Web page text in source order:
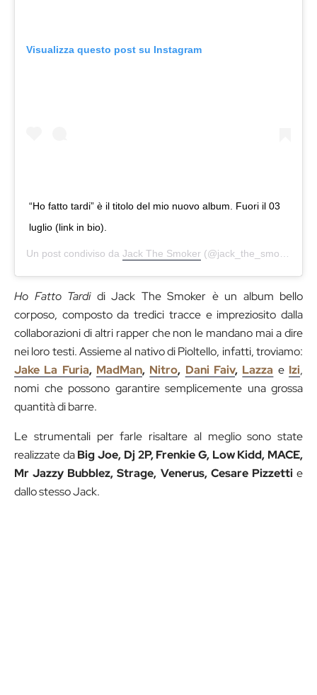
Visualizza questo post su Instagram
“Ho fatto tardi” è il titolo del mio nuovo album. Fuori il 03
luglio (link in bio).
Un post condiviso da Jack The Smoker (@jack_the_smoker_) in data:
Ho Fatto Tardidi Jack The Smoker è un album bello
corposo, composto da tredici tracce e impreziosito dalla
collaborazioni di altri rapper che non le mandano mai a dire
nei loro testi. Assieme al nativo di Pioltello, infatti, troviamo:
Jake La Furia, MadMan, Nitro, Dani Faiv, Lazza e Izi,
nomi che possono garantire semplicemente una grossa
quantità di barre.
Le strumentali per farle risaltare al meglio sono state
realizzate daBig Joe, Dj 2P, Frenkie G, Low Kidd, MACE,
Mr Jazzy Bubblez, Strage, Venerus, Cesare Pizzettie
dallo stesso Jack.